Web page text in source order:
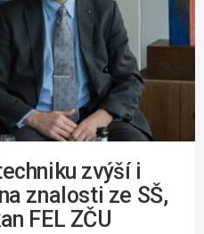
zvýší i
znalosti ze SŠ,
FEL ZČU